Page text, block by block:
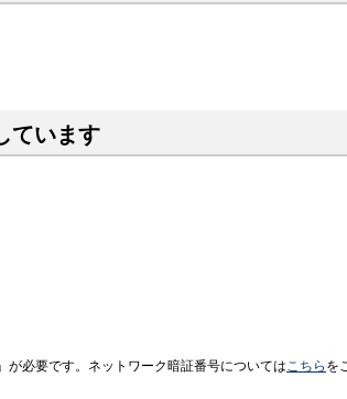
ています
が必要です。ネットワーク暗証番号についてはこちら を